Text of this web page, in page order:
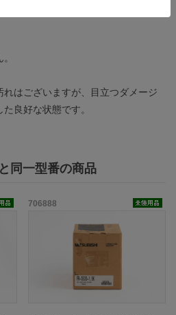
はございますが、目立つダメージ
良好な状態です。
同一型番の商品
706888